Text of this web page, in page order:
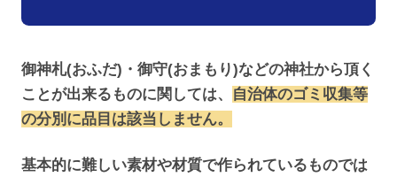
御神札(おふだ)・御守(おまもり)などの神社から頂く
ことが出来るものに関しては、
自治体のゴミ収集等
の分別に品目は該当しません。
基本的に難しい素材や材質で作られているものでは